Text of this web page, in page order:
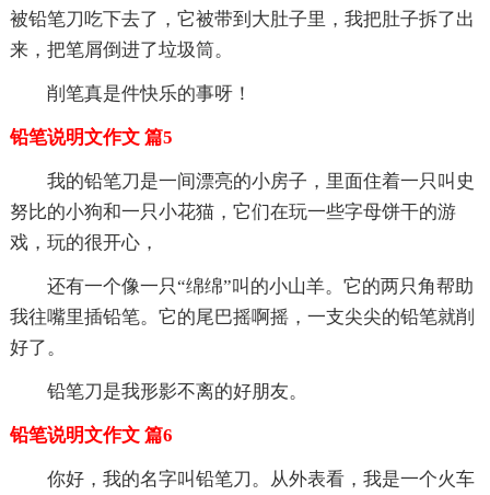
被铅笔刀吃下去了，它被带到大肚子里，我把肚子拆了出
来，把笔屑倒进了垃圾筒。
削笔真是件快乐的事呀！
铅笔说明文作文 篇5
我的铅笔刀是一间漂亮的小房子，里面住着一只叫史
努比的小狗和一只小花猫，它们在玩一些字母饼干的游
戏，玩的很开心，
还有一个像一只“绵绵”叫的小山羊。它的两只角帮助
我往嘴里插铅笔。它的尾巴摇啊摇，一支尖尖的铅笔就削
好了。
铅笔刀是我形影不离的好朋友。
铅笔说明文作文 篇6
你好，我的名字叫铅笔刀。从外表看，我是一个火车